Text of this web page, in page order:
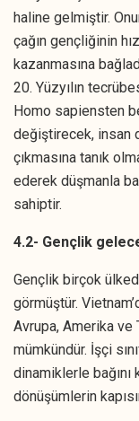
haline gelmiştir.
çağın gençliğinin
kazanmasına
20. Yüzyılın
Homo sapiensten
değiştirecek, insan
çıkmasına tanık
ederek düşmanla
sahiptir.
4.2- Gençlik
Gençlik birçok
görmüştür.
Avrupa, Amerika ve
mümkündür. İşçi
dinamiklerle
dönüşümlerin